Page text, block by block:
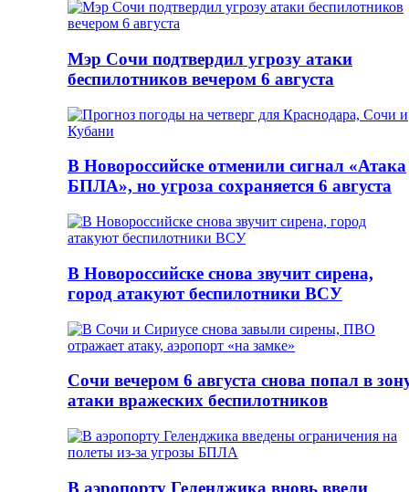
Мэр Сочи подтвердил угрозу атаки
беспилотников вечером 6 августа
В Новороссийске отменили сигнал «Атака
БПЛА», но угроза сохраняется 6 августа
В Новороссийске снова звучит сирена,
город атакуют беспилотники ВСУ
Сочи вечером 6 августа снова попал в
атаки вражеских беспилотников
В аэропорту Геленджика вновь ввели